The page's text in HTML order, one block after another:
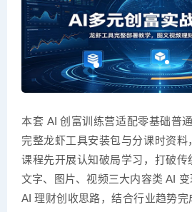
本套 AI 创富训练营适配零基础普
完整龙虾工具安装包与分课时资料
课程先开展认知破局学习，打破传
文字、图片、视频三大内容类 AI
AI 理财创收思路，结合行业趋势